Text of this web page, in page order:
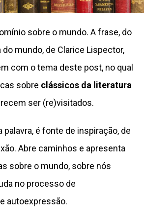
sobre o mundo. A frase, do
do mundo, de Clarice Lispector,
com o tema deste post, no qual
sobre clássicos da literatura
ser (re)visitados.
palavra, é fonte de inspiração, de
Abre caminhos e apresenta
sobre o mundo, sobre nós
no processo de
autoexpressão.